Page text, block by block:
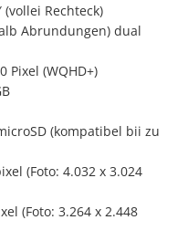
(vollei Rechteck)
Abrundungen) dual
Pixel (WQHD+)
(kompatibel bii zu
(Foto: 4.032 x 3.024
(Foto: 3.264 x 2.448